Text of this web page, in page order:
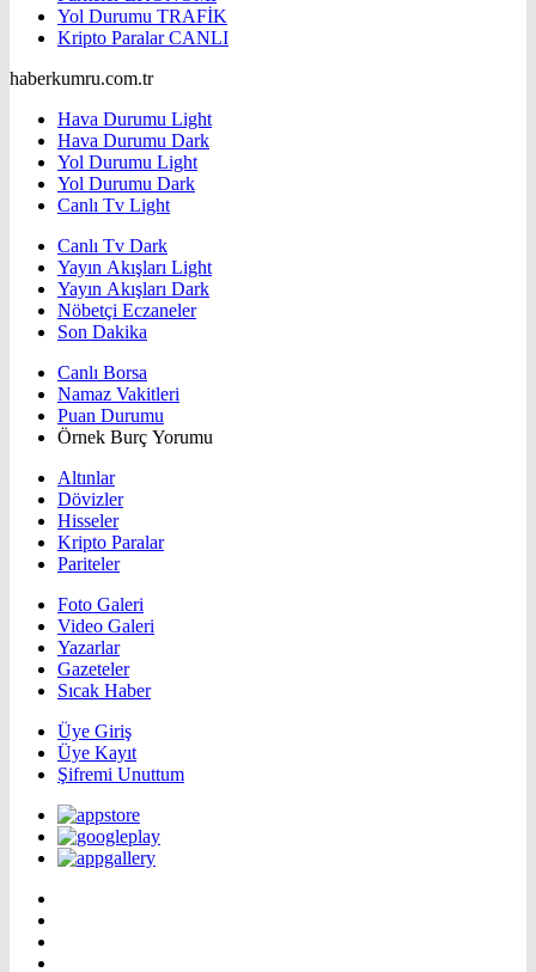
Yol Durumu TRAFİK
Kripto ParalarCANLI
haberkumru.com.tr
Hava Durumu Light
Hava Durumu Dark
Yol Durumu Light
Yol Durumu Dark
Canlı Tv Light
Canlı Tv Dark
Yayın Akışları Light
Yayın Akışları Dark
Nöbetçi Eczaneler
Son Dakika
Canlı Borsa
Namaz Vakitleri
Puan Durumu
Örnek Burç Yorumu
Altınlar
Dövizler
Hisseler
Kripto Paralar
Pariteler
Foto Galeri
Video Galeri
Yazarlar
Gazeteler
Sıcak Haber
Üye Giriş
Üye Kayıt
Şifremi Unuttum